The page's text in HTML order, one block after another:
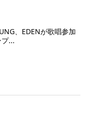
、EDENが歌唱参加
プ...